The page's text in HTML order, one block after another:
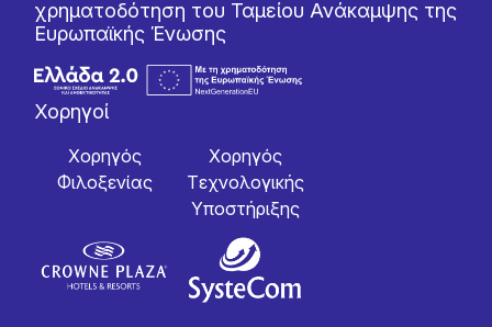
χρηματοδότηση του Ταμείου Ανάκαμψης της
Ευρωπαϊκής Ένωσης
Χορηγοί
Χορηγός
Φιλοξενίας
Χορηγός
Tεχνολογικής
Yποστήριξης